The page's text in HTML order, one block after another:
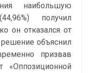
наибольшую
получил
он отказался от
объяснил
призвав